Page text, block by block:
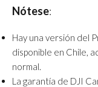
Nótese:
Hay una versión del
disponible en Chile,
normal.
La garantía de DJI